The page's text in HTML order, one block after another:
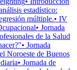
estadístico:
múltiple.• IV
• Jornada
de la Salud
• Jornada
Noroeste de Buenos
• Jornada de